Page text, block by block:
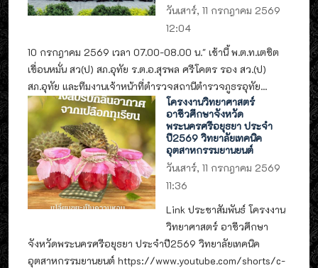
วันเสาร์, 11 กรกฎาคม 2569
12:04
10 กรกฎาคม 2569 เวลา 07.00-08.00 น." เช้านี้ พ.ต.ท.เตชิต
เขื่อนหมั่น สว(ป) สภ.อุทัย ร.ต.อ.สุรพล ศรีโคตร รอง สว.(ป)
สภ.อุทัย และทีมงานเจ้าหน้าที่ตำรวจสถานีตำรวจภูธรอุทัย...
โครงงานวิทยาศาสตร์
อาชีวศึกษาจังหวัด
พระนครศรีอยุธยา ประจำ
ปี2569 วิทยาลัยเทคนิค
อุตสาหกรรมยานยนต์
วันเสาร์, 11 กรกฎาคม 2569
11:36
Link ประชาสัมพันธ์ โครงงาน
วิทยาศาสตร์ อาชีวศึกษา
จังหวัดพระนครศรีอยุธยา ประจำปี2569 วิทยาลัยเทคนิค
อุตสาหกรรมยานยนต์ https://www.youtube.com/shorts/c-